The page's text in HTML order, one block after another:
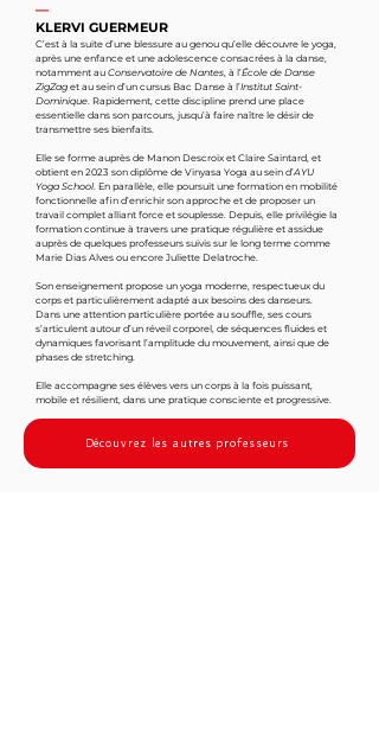
—
KLERVI GUERMEUR
C’est à la suite d’une blessure au genou qu’elle découvre le yoga,
après une enfance et une adolescence consacrées à la danse,
notamment au Conservatoire de Nantes, à l’École de Danse
ZigZag et au sein d’un cursus Bac Danse à l’Institut Saint-
Dominique. Rapidement, cette discipline prend une place
essentielle dans son parcours, jusqu’à faire naître le désir de
transmettre ses bienfaits.
Elle se forme auprès de Manon Descroix et Claire Saintard, et
obtient en 2023 son diplôme de Vinyasa Yoga au sein d’AYU
Yoga School. En parallèle, elle poursuit une formation en mobilité
fonctionnelle afin d’enrichir son approche et de proposer un
travail complet alliant force et souplesse. Depuis, elle privilégie la
formation continue à travers une pratique régulière et assidue
auprès de quelques professeurs suivis sur le long terme comme
Marie Dias Alves ou encore Juliette Delatroche.
Son enseignement propose un yoga moderne, respectueux du
corps et particulièrement adapté aux besoins des danseurs.
Dans une attention particulière portée au souffle, ses cours
s’articulent autour d’un réveil corporel, de séquences fluides et
dynamiques favorisant l’amplitude du mouvement, ainsi que de
phases de stretching.
Elle accompagne ses élèves vers un corps à la fois puissant,
mobile et résilient, dans une pratique consciente et progressive.
Découvrez les autres professeurs